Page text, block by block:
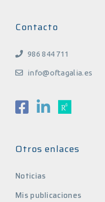
Contacto
986 844 711
info@oftagalia.es
Otros enlaces
Noticias
Mis publicaciones